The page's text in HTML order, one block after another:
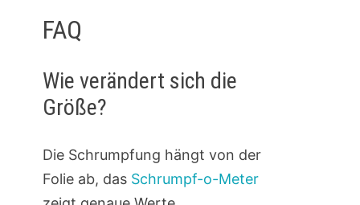
FAQ
Wie verändert sich die
Größe?
Die Schrumpfung hängt von der
Folie ab, das Schrumpf-o-Meter